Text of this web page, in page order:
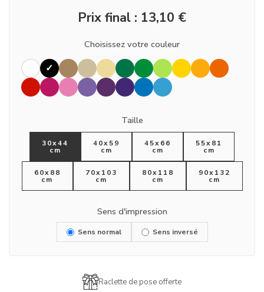
Prix final : 13,10 €
Choisissez votre couleur
Taille
30x44
cm
40x59
cm
45x66
cm
55x81
cm
60x88
cm
70x103
cm
80x118
cm
90x132
cm
Sens d'impression
Sens normal Sens inversé
Raclette de pose offerte